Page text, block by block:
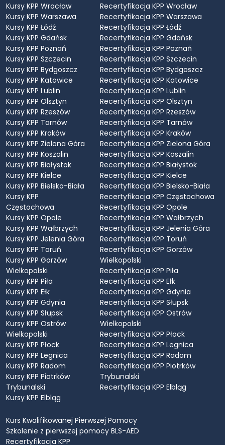
Kursy KPP Wrocław
Kursy KPP Warszawa
Kursy KPP Łódź
Kursy KPP Gdańsk
Kursy KPP Poznań
Kursy KPP Szczecin
Kursy KPP Bydgoszcz
Kursy KPP Katowice
Kursy KPP Lublin
Kursy KPP Olsztyn
Kursy KPP Rzeszów
Kursy KPP Tarnów
Kursy KPP Kraków
Kursy KPP Zielona Góra
Kursy KPP Koszalin
Kursy KPP Białystok
Kursy KPP Kielce
Kursy KPP Bielsko-Biała
Kursy KPP
Częstochowa
Kursy KPP Opole
Kursy KPP Wałbrzych
Kursy KPP Jelenia Góra
Kursy KPP Toruń
Kursy KPP Gorzów
Wielkopolski
Kursy KPP Piła
Kursy KPP Ełk
Kursy KPP Gdynia
Kursy KPP Słupsk
Kursy KPP Ostrów
Wielkopolski
Kursy KPP Płock
Kursy KPP Legnica
Kursy KPP Radom
Kursy KPP Piotrków
Trybunalski
Kursy KPP Elbląg
Recertyfikacja KPP Wrocław
Recertyfikacja KPP Warszawa
Recertyfikacja KPP Łódź
Recertyfikacja KPP Gdańsk
Recertyfikacja KPP Poznań
Recertyfikacja KPP Szczecin
Recertyfikacja KPP Bydgoszcz
Recertyfikacja KPP Katowice
Recertyfikacja KPP Lublin
Recertyfikacja KPP Olsztyn
Recertyfikacja KPP Rzeszów
Recertyfikacja KPP Tarnów
Recertyfikacja KPP Kraków
Recertyfikacja KPP Zielona Góra
Recertyfikacja KPP Koszalin
Recertyfikacja KPP Białystok
Recertyfikacja KPP Kielce
Recertyfikacja KPP Bielsko-Biała
Recertyfikacja KPP Częstochowa
Recertyfikacja KPP Opole
Recertyfikacja KPP Wałbrzych
Recertyfikacja KPP Jelenia Góra
Recertyfikacja KPP Toruń
Recertyfikacja KPP Gorzów
Wielkopolski
Recertyfikacja KPP Piła
Recertyfikacja KPP Ełk
Recertyfikacja KPP Gdynia
Recertyfikacja KPP Słupsk
Recertyfikacja KPP Ostrów
Wielkopolski
Recertyfikacja KPP Płock
Recertyfikacja KPP Legnica
Recertyfikacja KPP Radom
Recertyfikacja KPP Piotrków
Trybunalski
Recertyfikacja KPP Elbląg
Kurs Kwalifikowanej Pierwszej Pomocy
Szkolenie z pierwszej pomocy BLS-AED
Recertyfikacja KPP